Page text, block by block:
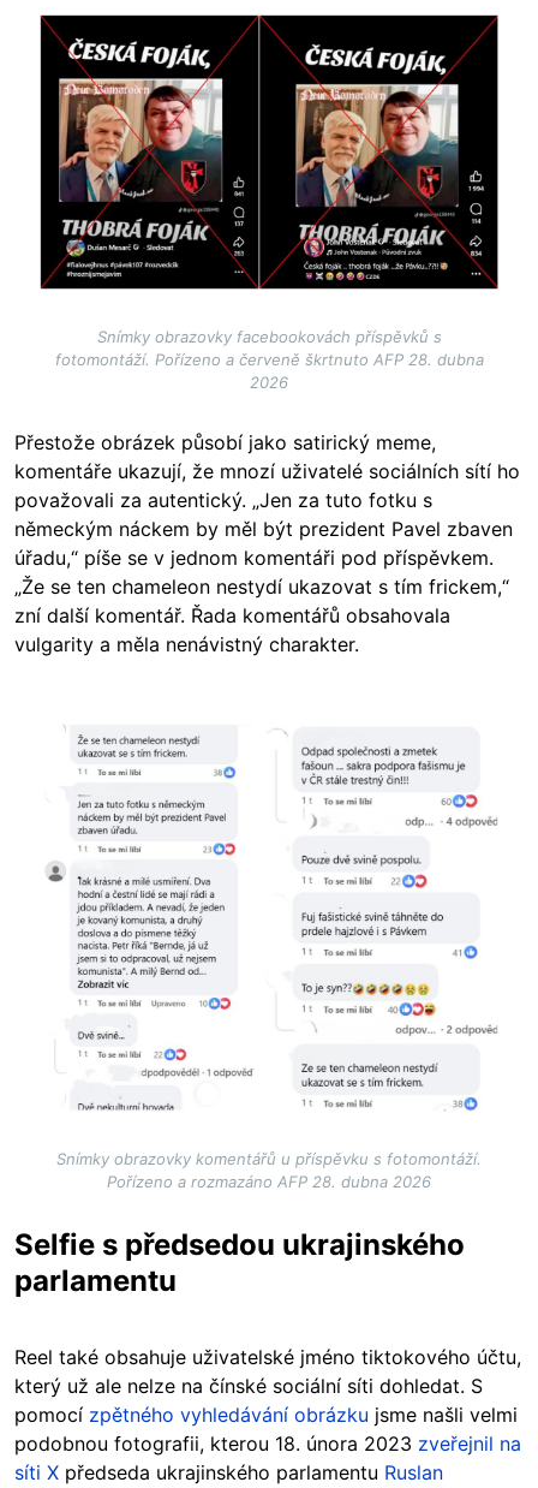
Image
Snímky obrazovky facebookovách příspěvků s
fotomontáží. Pořízeno a červeně škrtnuto AFP 28. dubna
2026
Přestože obrázek působí jako satirický meme,
komentáře ukazují, že mnozí uživatelé sociálních sítí ho
považovali za autentický. „Jen za tuto fotku s
německým náckem by měl být prezident Pavel zbaven
úřadu,“ píše se v jednom komentáři pod příspěvkem.
„Že se ten chameleon nestydí ukazovat s tím frickem,“
zní další komentář. Řada komentářů obsahovala
vulgarity a měla nenávistný charakter.
Image
Snímky obrazovky komentářů u příspěvku s fotomontáží.
Pořízeno a rozmazáno AFP 28. dubna 2026
Selfie s předsedou ukrajinského
parlamentu
Reel také obsahuje uživatelské jméno tiktokového účtu,
který už ale nelze na čínské sociální síti dohledat. S
pomocí zpětného vyhledávání obrázku jsme našli velmi
podobnou fotografii, kterou 18. února 2023 zveřejnil na
síti X předseda ukrajinského parlamentu Ruslan